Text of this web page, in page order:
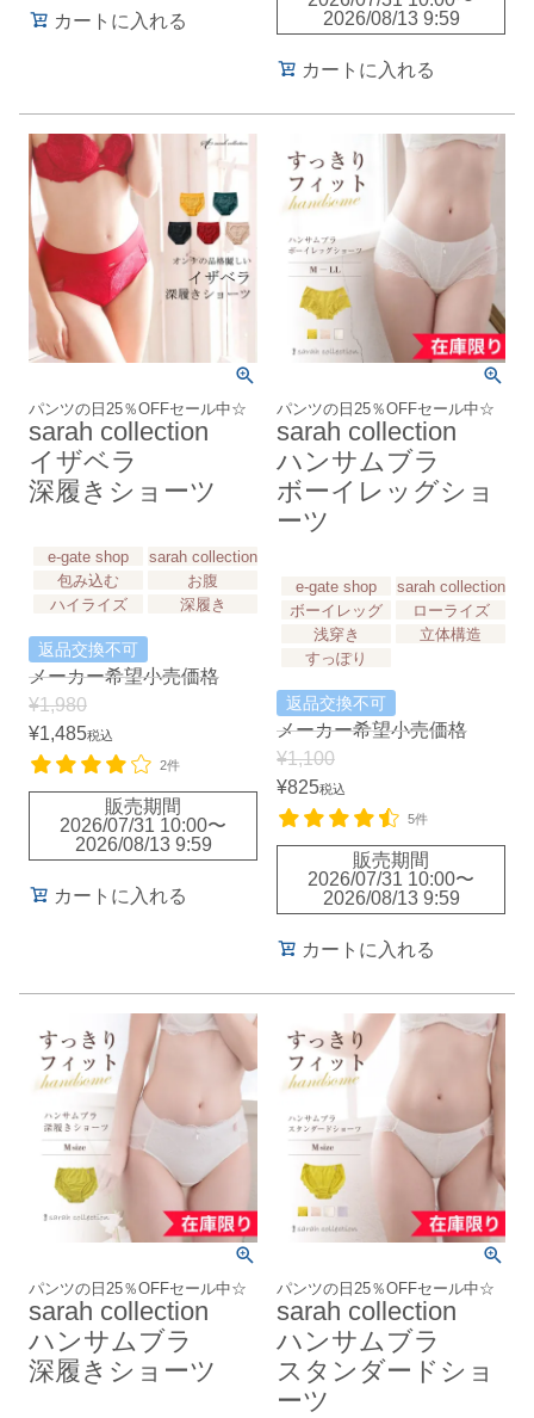
カートに入れる
2026/08/13 9:59
カートに入れる
パンツの日25％OFFセール中☆
sarah collection
イザベラ
深履きショーツ
e-gate shop
sarah collection
包み込む
お腹
ハイライズ
深履き
返品交換不可
メーカー希望小売価格
¥1,980
¥1,485税込
2件
販売期間
2026/07/31 10:00〜
2026/08/13 9:59
カートに入れる
パンツの日25％OFFセール中☆
sarah collection
ハンサムブラ
ボーイレッグショ
ーツ
e-gate shop
sarah collection
ボーイレッグ
ローライズ
浅穿き
立体構造
すっぽり
返品交換不可
メーカー希望小売価格
¥1,100
¥825税込
5件
販売期間
2026/07/31 10:00〜
2026/08/13 9:59
カートに入れる
パンツの日25％OFFセール中☆
sarah collection
ハンサムブラ
深履きショーツ
パンツの日25％OFFセール中☆
sarah collection
ハンサムブラ
スタンダードショ
ーツ